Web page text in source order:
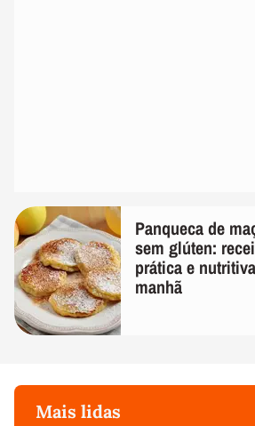
Panqueca de
sem glúten:
prática e
manhã
Mais lidas